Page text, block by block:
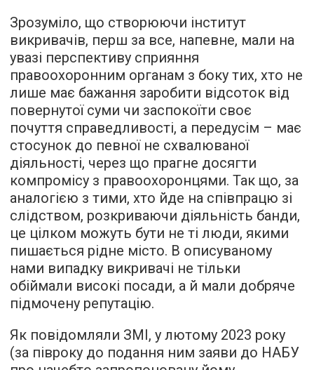
Зрозуміло, що створюючи інститут
викривачів, перш за все, напевне, мали на
увазі перспективу сприяння
правоохоронним органам з боку тих, хто не
лише має бажання заробити відсоток від
повернутої суми чи заспокоїти своє
почуття справедливості, а передусім – має
стосунок до певної не схвалюваної
діяльності, через що прагне досягти
компромісу з правоохоронцями. Так що, за
аналогією з тими, хто йде на співпрацю зі
слідством, розкриваючи діяльність банди,
це цілком можуть бути не ті люди, якими
пишається рідне місто. В описуваному
нами випадку викривачі не тільки
обіймали високі посади, а й мали добряче
підмочену репутацію.
Як повідомляли ЗМІ, у лютому 2023 року
(за півроку до подання ним заяви до НАБУ